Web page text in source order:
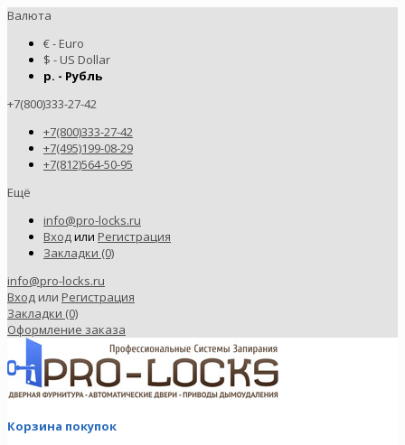
Валюта
€ - Euro
$ - US Dollar
р. - Рубль
+7(800)333-27-42
+7(800)333-27-42
+7(495)199-08-29
+7(812)564-50-95
Ещё
info@pro-locks.ru
Входили Регистрация
Закладки (0)
info@pro-locks.ru
Вход или Регистрация
Закладки (0)
Оформление заказа
Корзина покупок